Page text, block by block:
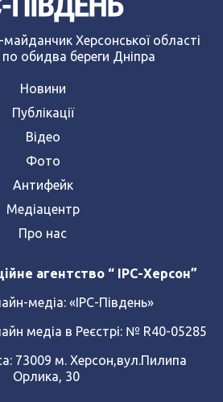
Херсонської області
обидва береги Дніпра
Новини
Публікації
Відео
Фото
Антифейк
Медіацентр
Про нас
агентство “ IPC-Херсон”
медіа: «ІРС-Південь»
медіа в Реєстрі: № R40-05285
73009 м. Херсон,вул.Пилипа
Орлика, 30